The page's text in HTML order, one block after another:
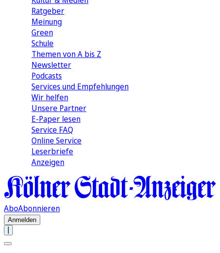
Ratgeber
Meinung
Green
Schule
Themen von A bis Z
Newsletter
Podcasts
Services und Empfehlungen
Wir helfen
Unsere Partner
E-Paper lesen
Service FAQ
Online Service
Leserbriefe
Anzeigen
AboAbonnieren
Anmelden